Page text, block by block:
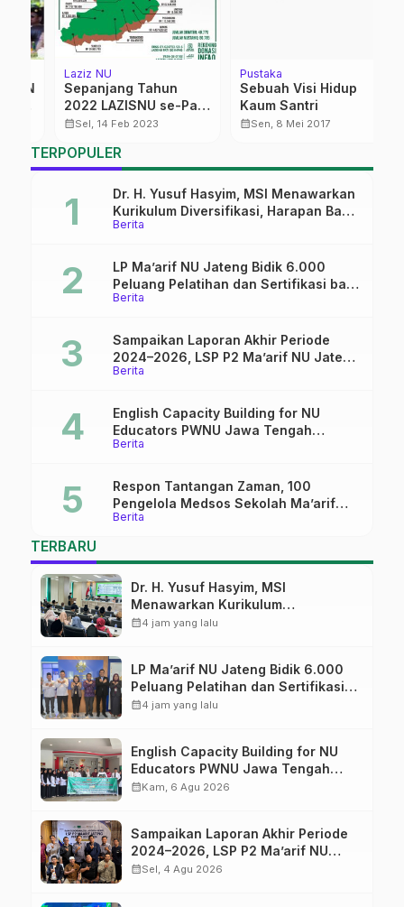
Laziz NU
Sepanjang Tahun
2022 LAZISNU se-Pati
Kelola Dana ZIS
Miliar
Sel, 14 Feb 2023
Pustaka
Sebuah Visi Hidup
Kaum Santri
Sen, 8 Mei 2017
…
TERPOPULER
Berita
Dr. H. Yusuf Hasyim, MSI Menawarkan
Kurikulum Diversifikasi, Harapan Baru
dalam dunia pendidikan
Berita
LP Ma’arif NU Jateng Bidik 6.000
Peluang Pelatihan dan Sertifikasi bagi
Lulusan SMK
Berita
Sampaikan Laporan Akhir Periode
2024–2026, LSP P2 Ma’arif NU Jateng
Mantapkan Sinergi Link and Match
Berita
English Capacity Building for NU
Educators PWNU Jawa Tengah
Batch#4; Membuka Jalan Menuju
Berita
Respon Tantangan Zaman, 100
Pengelola Medsos Sekolah Ma’arif
Pekalongan Ikuti Pelatihan Literasi
TERBARU
Dr. H. Yusuf Hasyim, MSI
Menawarkan Kurikulum
Diversifikasi, Harapan Baru dalam
calendar_month4 jam yang lalu
LP Ma’arif NU Jateng Bidik 6.000
Peluang Pelatihan dan Sertifikasi
bagi Lulusan SMK
calendar_month4 jam yang lalu
English Capacity Building for NU
Educators PWNU Jawa Tengah
Batch#4; Membuka Jalan Menuju
calendar_monthKam, 6 Agu 2026
Sampaikan Laporan Akhir Periode
2024–2026, LSP P2 Ma’arif NU
Jateng Mantapkan Sinergi Link and
calendar_monthSel, 4 Agu 2026